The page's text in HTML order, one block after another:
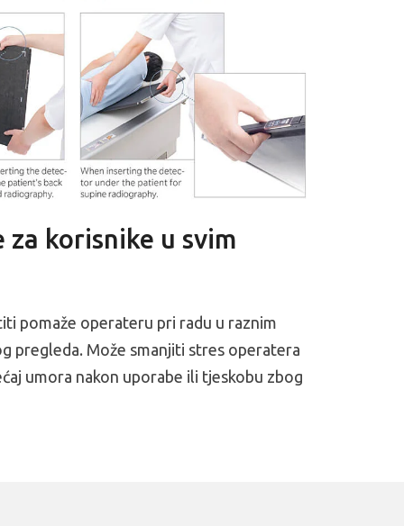
za korisnike u svim
pomaže operateru pri radu u raznim
pregleda. Može smanjiti stres operatera
umora nakon uporabe ili tjeskobu zbog